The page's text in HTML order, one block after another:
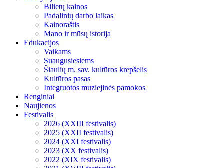
Bilietų kainos
Padalinių darbo laikas
Kainoraštis
Mano ir mūsų istorija
Edukacijos
Vaikams
Suaugusiesiems
Šiaulių m. sav. kultūros krepšelis
Kultūros pasas
Integruotos muziejinės pamokos
Renginiai
Naujienos
Festivalis
2026 (XXIII festivalis)
2025 (XXII festivalis)
2024 (XXI festivalis)
2023 (XX festivalis)
2022 (XIX festivalis)